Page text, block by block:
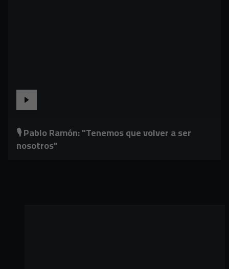
🎙️ Pablo Ramón: "Tenemos que volver a ser
nosotros"